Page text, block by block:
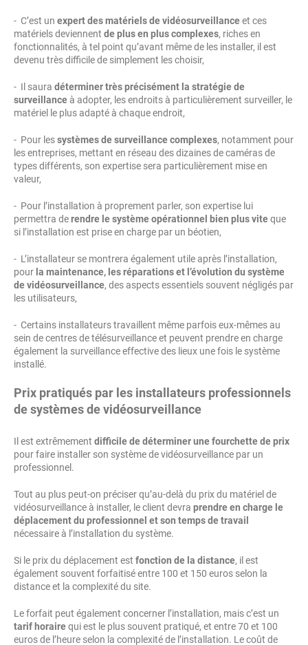
- C’est un expert des matériels de vidéosurveillanceet ces
matériels deviennent de plus en plus complexes, riches en
fonctionnalités, à tel point qu’avant même de les installer, il est
devenu très difficile de simplement les choisir,
- Il saura déterminer très précisément la stratégie de
surveillanceà adopter, les endroits à particulièrement surveiller, le
matériel le plus adapté à chaque endroit,
- Pour lessystèmes de surveillance complexes, notamment pour
les entreprises, mettant en réseau des dizaines de caméras de
types différents, son expertise sera particulièrement mise en
valeur,
- Pour l’installation à proprement parler, son expertise lui
permettra derendre le système opérationnel bien plus viteque
si l’installation est prise en charge par un béotien,
- L’installateur se montrera également utile après l’installation,
pour la maintenance, les réparations et l’évolution du système
de vidéosurveillance, des aspects essentiels souvent négligés par
les utilisateurs,
- Certains installateurs travaillent même parfois eux-mêmes au
sein de centres de télésurveillance et peuvent prendre en charge
également la surveillance effective des lieux une fois le système
installé.
Prix pratiqués par les installateurs professionnels
de systèmes de vidéosurveillance
Il est extrêmement difficile de déterminer une fourchette de prix
pour faire installer son système de vidéosurveillance par un
professionnel.
Tout au plus peut-on préciser qu’au-delà du prix du matériel de
vidéosurveillance à installer, le client devra prendre en charge le
déplacement du professionnel et son temps de travail
nécessaire à l’installation du système.
Si le prix du déplacement est fonction de la distance, il est
également souvent forfaitisé entre 100 et 150 euros selon la
distance et la complexité du site.
Le forfait peut également concerner l’installation, mais c’est un
tarif horairequi est le plus souvent pratiqué, et entre 70 et 100
euros de l’heure selon la complexité de l’installation. Le coût de